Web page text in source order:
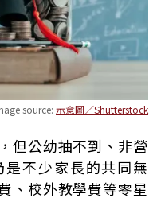
source: 示意圖／Shutterstock
但公幼抽不到、非營
不少家長的共同無
、校外教學費等零星